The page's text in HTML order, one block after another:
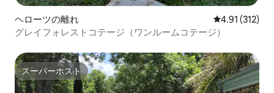
ヘローツの離れ レビュー312
4.91 (312)
グレイフォレストコテージ（ワンルームコテージ）
スーパーホスト
スーパーホスト